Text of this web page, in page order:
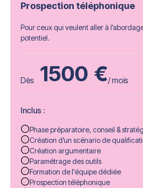
Prospection téléphonique
Pour ceux qui veulent aller à
potentiel.
Dès 1500 €/ mois
Inclus :
Phase préparatoire, conseil &
Création d’un scénario de
Création argumentaire
Paramétrage des outils
Formation de l'équipe dédiée
Prospection téléphonique